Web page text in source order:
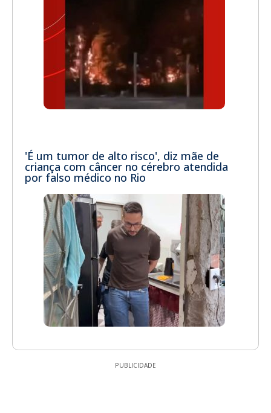
'É um tumor de alto risco', diz mãe de
criança com câncer no cérebro atendida
por falso médico no Rio
PUBLICIDADE